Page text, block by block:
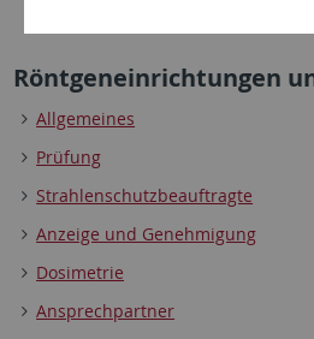
Röntgeneinrichtungen
Allgemeines
Prüfung
Strahlenschutzbeauftragte
Anzeige und Genehmigung
Dosimetrie
Ansprechpartner